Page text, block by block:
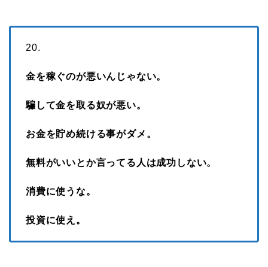
20.
金を稼ぐのが悪いんじゃない。
騙して金を取る奴が悪い。
お金を貯め続ける事がダメ。
無料がいいとか言ってる人は成功しない。
消費に使うな。
投資に使え。